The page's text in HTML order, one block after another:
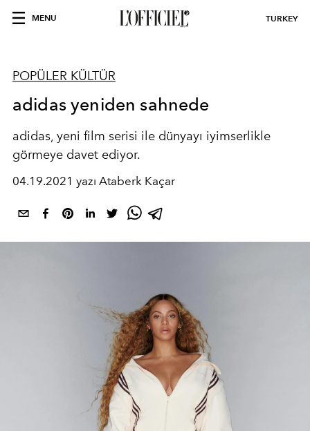
MENU TURKEY
POPÜLER KÜLTÜR
adidas yeniden sahnede
adidas, yeni film serisi ile dünyayı iyimserlikle
görmeye davet ediyor.
04.19.2021 yazı Ataberk Kaçar